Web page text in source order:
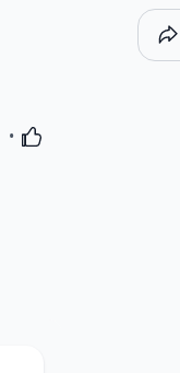
Activating this